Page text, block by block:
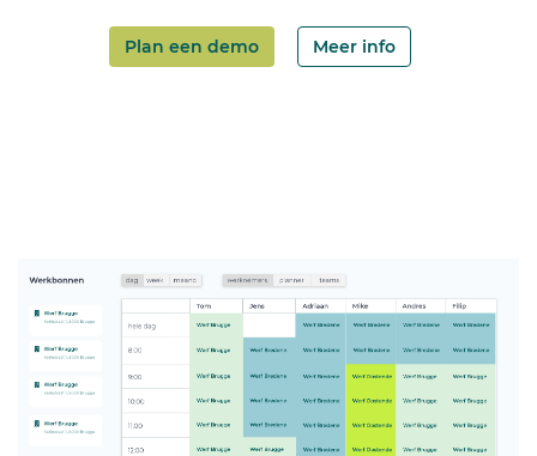
Plan een demo Meer info